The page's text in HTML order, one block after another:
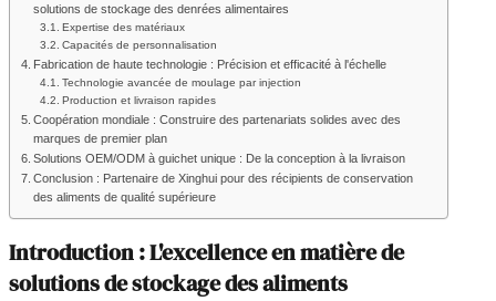
solutions de stockage des denrées alimentaires
Expertise des matériaux
Capacités de personnalisation
Fabrication de haute technologie : Précision et efficacité à l'échelle
Technologie avancée de moulage par injection
Production et livraison rapides
Coopération mondiale : Construire des partenariats solides avec des
marques de premier plan
Solutions OEM/ODM à guichet unique : De la conception à la livraison
Conclusion : Partenaire de Xinghui pour des récipients de conservation
des aliments de qualité supérieure
Introduction : L'excellence en matière de
solutions de stockage des aliments